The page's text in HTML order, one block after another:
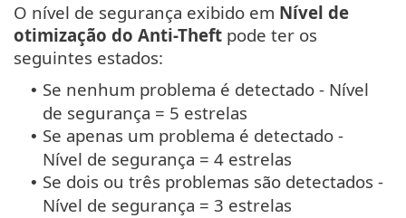
O nível de segurança exibido em Nível de
otimização do Anti-Theft pode ter os
seguintes estados:
• Se nenhum problema é detectado - Nível
de segurança = 5 estrelas
• Se apenas um problema é detectado -
Nível de segurança = 4 estrelas
• Se dois ou três problemas são detectados -
Nível de segurança = 3 estrelas